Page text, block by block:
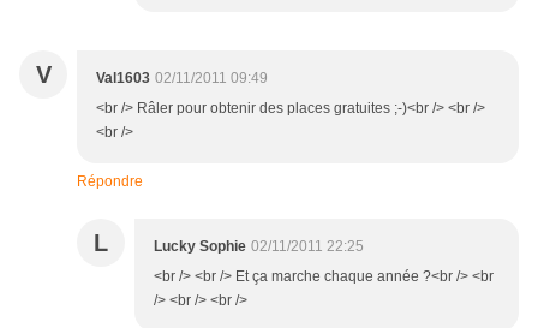
V Val1603 02/11/2011 09:49
<br /> Râler pour obtenir des places gratuites ;-)<br /> <br />
<br />
Répondre
L Lucky Sophie 02/11/2011 22:25
<br /> <br /> Et ça marche chaque année ?<br /> <br
/> <br /> <br />